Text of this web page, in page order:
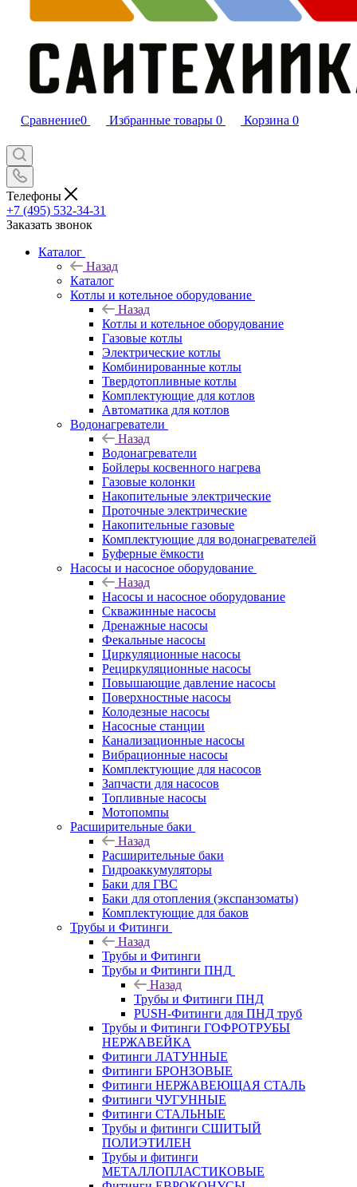
Сравнение0 Избранные товары 0 Корзина 0
Телефоны
+7 (495) 532‑34‑31
Заказать звонок
Каталог
Назад
Каталог
Котлы и котельное оборудование
Назад
Котлы и котельное оборудование
Газовые котлы
Электрические котлы
Комбинированные котлы
Твердотопливные котлы
Комплектующие для котлов
Автоматика для котлов
Водонагреватели
Назад
Водонагреватели
Бойлеры косвенного нагрева
Газовые колонки
Накопительные электрические
Проточные электрические
Накопительные газовые
Комплектующие для водонагревателей
Буферные ёмкости
Насосы и насосное оборудование
Назад
Насосы и насосное оборудование
Скважинные насосы
Дренажные насосы
Фекальные насосы
Циркуляционные насосы
Рециркуляционные насосы
Повышающие давление насосы
Поверхностные насосы
Колодезные насосы
Насосные станции
Канализационные насосы
Вибрационные насосы
Комплектующие для насосов
Запчасти для насосов
Топливные насосы
Мотопомпы
Расширительные баки
Назад
Расширительные баки
Гидроаккумуляторы
Баки для ГВС
Баки для отопления (экспанзоматы)
Комплектующие для баков
Трубы и Фитинги
Назад
Трубы и Фитинги
Трубы и Фитинги ПНД
Назад
Трубы и Фитинги ПНД
PUSH-Фитинги для ПНД труб
Трубы и Фитинги ГОФРОТРУБЫ
НЕРЖАВЕЙКА
Фитинги ЛАТУННЫЕ
Фитинги БРОНЗОВЫЕ
Фитинги НЕРЖАВЕЮЩАЯ СТАЛЬ
Фитинги ЧУГУННЫЕ
Фитинги СТАЛЬНЫЕ
Трубы и фитинги СШИТЫЙ
ПОЛИЭТИЛЕН
Трубы и фитинги
МЕТАЛЛОПЛАСТИКОВЫЕ